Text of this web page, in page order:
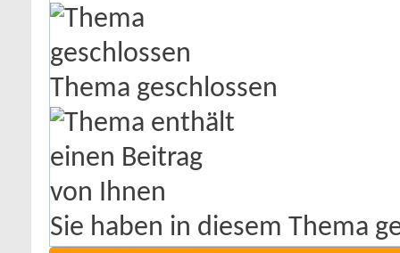
Thema geschlossen
Sie haben in diesem Thema